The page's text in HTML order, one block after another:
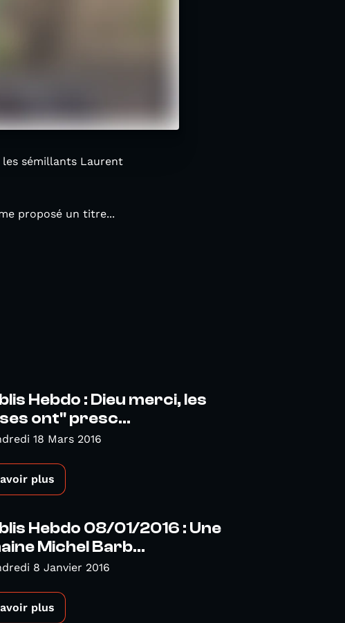
les sémillants Laurent
proposé un titre...
Hebdo : Dieu merci, les
ont" presc...
18 Mars 2016
plus
Hebdo 08/01/2016 : Une
Michel Barb...
8 Janvier 2016
plus